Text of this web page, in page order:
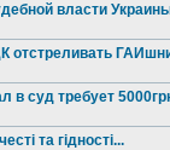
власти
в суд требует
та гідності...